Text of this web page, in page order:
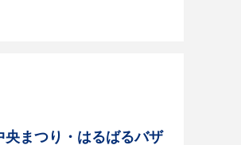
まつり・はるばるバザ